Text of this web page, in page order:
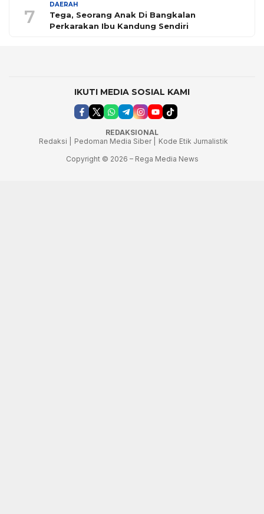
7
DAERAH
Tega, Seorang Anak Di Bangkalan
Perkarakan Ibu Kandung Sendiri
IKUTI MEDIA SOSIAL KAMI
REDAKSIONAL
Redaksi |
Pedoman Media Siber |
Kode Etik Jurnalistik
Copyright © 2026 – Rega Media News